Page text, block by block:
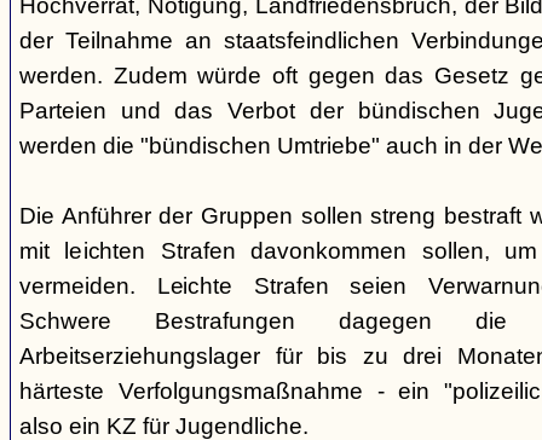
Hochverrat, Nötigung, Landfriedensbruch, der
der Teilnahme an staatsfeindlichen
werden. Zudem würde oft gegen das Gesetz
Parteien und das Verbot der bündischen
werden die "bündischen Umtriebe" auch in der
Die Anführer der Gruppen sollen streng bestraft
mit leichten Strafen davonkommen sollen,
vermeiden. Leichte Strafen seien
Schwere Bestrafungen dagegen
Arbeitserziehungslager für bis zu drei
härteste Verfolgungsmaßnahme - ein
also ein KZ für Jugendliche.